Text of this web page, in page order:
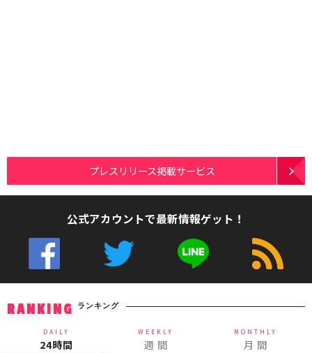
プレスリリース掲載サービス
公式アカウントで最新情報ゲット！
RANKING ランキング
DAILY
24時間
WEEKLY
週 間
MONTHLY
月 間